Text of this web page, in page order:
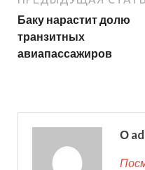
Баку нарастит долю
транзитных
авиапассажиров
О